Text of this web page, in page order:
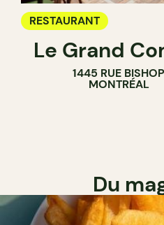
RESTAURANT
Le Grand
1445 RUE BISHOP
MONTRÉAL
Du